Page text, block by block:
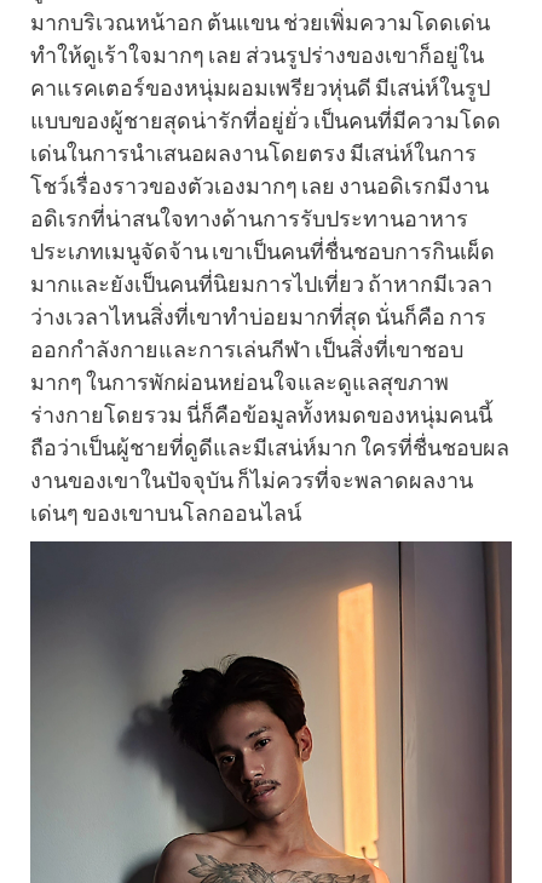
มากบริเวณหน้าอก ต้นแขน ช่วยเพิ่มความโดดเด่น
ทำให้ดูเร้าใจมากๆ เลย ส่วนรูปร่างของเขาก็อยู่ใน
คาแรคเตอร์ของหนุ่มผอมเพรียวหุ่นดี มีเสน่ห์ในรูป
แบบของผู้ชายสุดน่ารักที่อยู่ยั่ว เป็นคนที่มีความโดด
เด่นในการนำเสนอผลงานโดยตรง มีเสน่ห์ในการ
โชว์เรื่องราวของตัวเองมากๆ เลย งานอดิเรกมีงาน
อดิเรกที่น่าสนใจทางด้านการรับประทานอาหาร
ประเภทเมนูจัดจ้าน เขาเป็นคนที่ชื่นชอบการกินเผ็ด
มากและยังเป็นคนที่นิยมการไปเที่ยว ถ้าหากมีเวลา
ว่างเวลาไหนสิ่งที่เขาทำบ่อยมากที่สุด นั่นก็คือ การ
ออกกำลังกายและการเล่นกีฬา เป็นสิ่งที่เขาชอบ
มากๆ ในการพักผ่อนหย่อนใจและดูแลสุขภาพ
ร่างกายโดยรวม นี่ก็คือข้อมูลทั้งหมดของหนุ่มคนนี้
ถือว่าเป็นผู้ชายที่ดูดีและมีเสน่ห์มาก ใครที่ชื่นชอบผล
งานของเขาในปัจจุบัน ก็ไม่ควรที่จะพลาดผลงาน
เด่นๆ ของเขาบนโลกออนไลน์